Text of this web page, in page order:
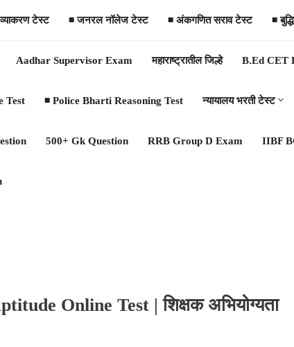
व्याकरण टेस्ट ◾ जनरल नॉलेज टेस्ट ◾ अंकगणित सराव टेस्ट ◾
Aadhar Supervisor Exam महाराष्ट्रातील जिल्हे B.Ed CET
Test ◾ Police Bharti Reasoning Test न्यायालय भरती टेस्ट
500+ Gk Question RRB Group D Exam IIBF
Online Test | शिक्षक अभियोग्यता